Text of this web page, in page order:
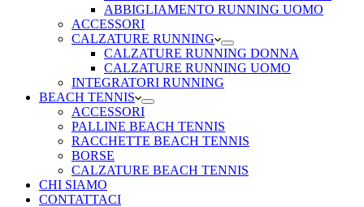
ABBIGLIAMENTO RUNNING UOMO
ACCESSORI
CALZATURE RUNNING
CALZATURE RUNNING DONNA
CALZATURE RUNNING UOMO
INTEGRATORI RUNNING
BEACH TENNIS
ACCESSORI
PALLINE BEACH TENNIS
RACCHETTE BEACH TENNIS
BORSE
CALZATURE BEACH TENNIS
CHI SIAMO
CONTATTACI